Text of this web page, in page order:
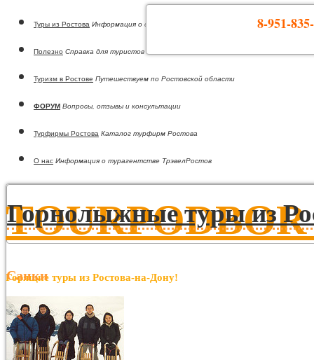
8-951-
Туры из Ростова Информация о странах
Полезно Справка для туристов
Туризм в Ростове Путешествуем по Ростовской области
ФОРУМ Вопросы, отзывы и консультации
Турфирмы Ростова Каталог турфирм Ростова
О нас Информация о турагентстве ТрэвелРостов
Горящие туры из Ростова-на-Дону!
Горнолыжные туры из
Санки